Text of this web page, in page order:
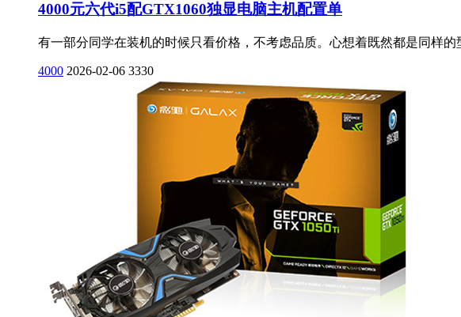
4000元六代i5配GTX1060独显电脑主机配置单
有一部分同学在装机的时候只看价格，不考虑品质。心想着既然都是同样
4000 2026-02-06 3330